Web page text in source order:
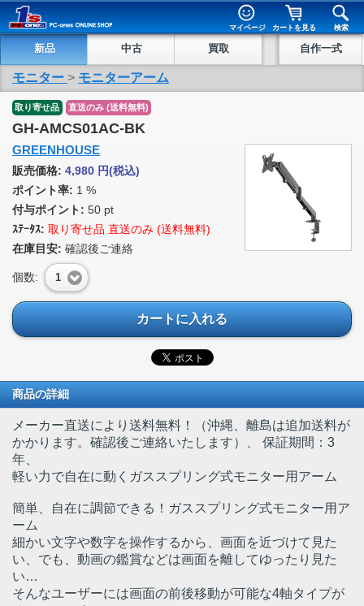
マイページ カートを見る 検索
新品 中古 買取 自作一式
モニター > モニターアーム
取り寄せ品 直送のみ (送料無料)
GH-AMCS01AC-BK
GREENHOUSE
販売価格: 4,980 円(税込)
ポイント率: 1 %
付与ポイント: 50 pt
ｽﾃｰﾀｽ: 取り寄せ品 直送のみ (送料無料)
在庫目安: 確認後ご連絡
個数: 1
カートに入れる
商品の詳細
メーカー直送により送料無料！（沖縄、離島は追加送料が
かかります。確認後ご連絡いたします）
、 保証期間：3
年、
軽い力で自在に動くガススプリング式モニター用アーム
簡単、自在に調節できる！ガススプリング式モニター用ア
ーム
細かい文字や数字を操作するから、画面を近づけて見た
い、でも、動画の鑑賞などは画面を離してゆったり見た
い…
そんなユーザーには画面の前後移動が可能な4軸タイプが